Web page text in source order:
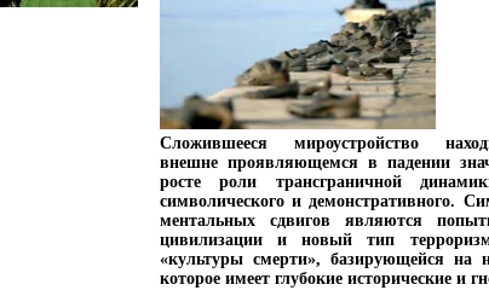
Сложившееся мироустройство
внешне проявляющемся в падении
росте роли трансграничной
символического и демонстративного.
ментальных сдвигов являются
цивилизации и новый тип
«культуры смерти», базирующейся на
которое имеет глубокие исторические и